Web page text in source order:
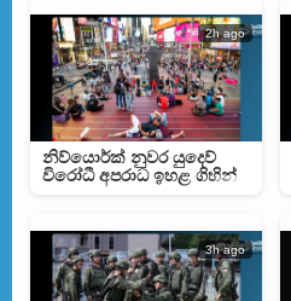
2h ago
නිව්යොර්ක් නුවර යුදෙව්
විරෝධී අපරාධ ඉහළ ගිහින්
3h ago